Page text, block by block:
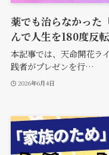
薬でも治らなかった
んで人生を180度反
本記事では、天命開花ラ
践者がプレゼンを行…
2026年6月4日